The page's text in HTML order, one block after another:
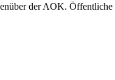
der AOK.